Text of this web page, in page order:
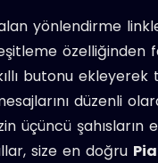
yönlendirme
özelliğinden
butonu
düzenli
üçüncü
size en doğru